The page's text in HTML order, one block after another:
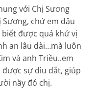
với Chị Sương
Sương, chứ em đâu
được quá khứ vị
an lâu dài…mà luôn
và anh Triều..em
được sự dìu dắt, giúp
nầy đó chị.